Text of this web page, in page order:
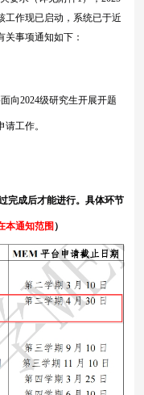
工作现已启动，系统已于近
事项通知如下：
向2024级研究生开展开题
工作。
完成后才能进行。具体环节
本通知范围 ）